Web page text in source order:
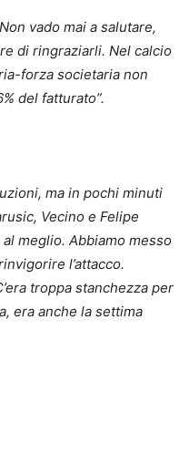
vado mai a salutare,
di ringraziarli. Nel calcio
forza societaria non
del fatturato”.
ma in pochi minuti
Vecino e Felipe
meglio. Abbiamo messo
l’attacco.
troppa stanchezza per
era anche la settima